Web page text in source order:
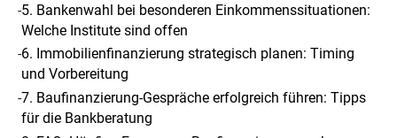
-5. Bankenwahl bei besonderen Einkommenssituationen:
Welche Institute sind offen
-6. Immobilienfinanzierung strategisch planen: Timing
und Vorbereitung
-7. Baufinanzierung-Gespräche erfolgreich führen: Tipps
für die Bankberatung